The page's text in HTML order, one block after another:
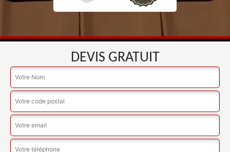
DEVIS GRATUIT